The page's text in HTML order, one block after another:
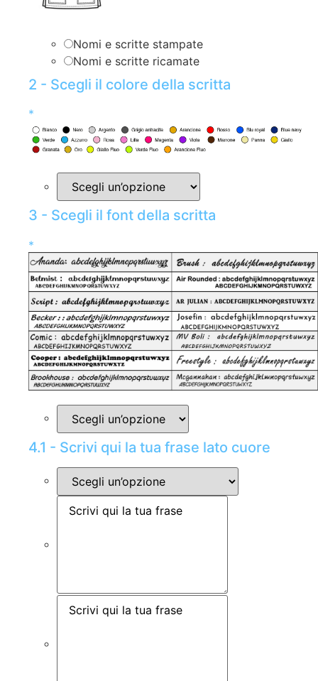
Nomi e scritte stampate
Nomi e scritte ricamate
2 - Scegli il colore della scritta
*
3 - Scegli il font della scritta
*
4.1 - Scrivi qui la tua frase lato cuore